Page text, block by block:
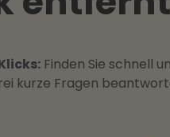
Finden Sie schnell
kurze Fragen